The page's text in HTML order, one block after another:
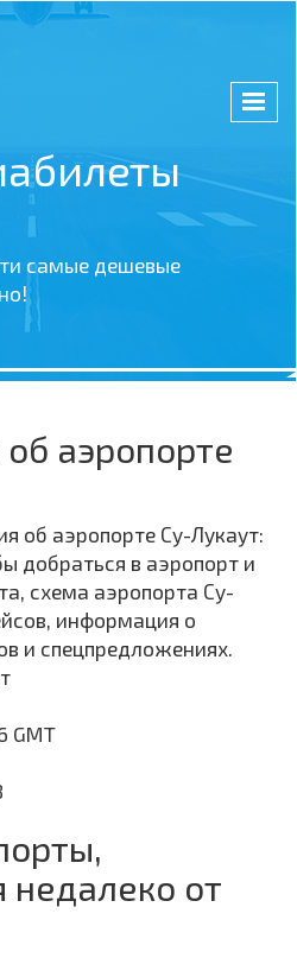
самые дешевые
аэропорте
об аэропорте Су-Лукаут:
добраться в аэропорт и
схема аэропорта Су-
информация о
и спецпредложениях.
GMT
недалеко от